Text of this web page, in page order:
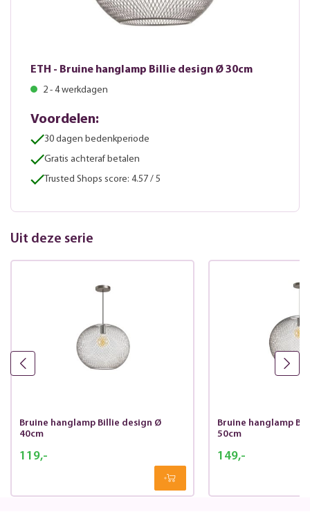
ETH - Bruine hanglamp Billie design Ø 30cm
2 - 4 werkdagen
Voordelen:
30 dagen bedenkperiode
Gratis achteraf betalen
Trusted Shops score: 4.57 / 5
Uit deze serie
Bruine hanglamp Billie design Ø
40cm
119,-
Bruine hanglamp
50cm
149,-